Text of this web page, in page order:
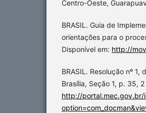
Centro-Oeste,
BRASIL. Guia de
orientações para o
Disponível em: http://
BRASIL. Resolução nº
Brasília, Seção 1, p. 35,
http://portal.mec.gov.br/